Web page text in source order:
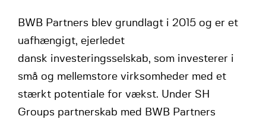
BWB Partners blev grundlagt i 2015 og er et
uafhængigt, ejerledet
dansk investeringsselskab, som investerer i
små og mellemstore virksomheder med et
stærkt potentiale for vækst. Under SH
Groups partnerskab med BWB Partners